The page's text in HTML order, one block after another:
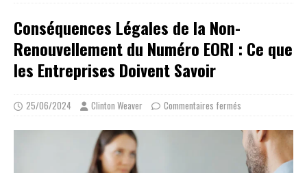
Conséquences Légales de la Non-
Renouvellement du Numéro EORI : Ce que
les Entreprises Doivent Savoir
25/06/2024 Clinton Weaver Commentaires fermés